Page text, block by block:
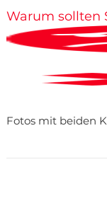
Warum sollten
Fotos mit beiden